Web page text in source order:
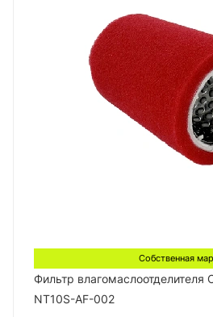
Собственная
Фильтр влагомаслоотделителя
NT10S-AF-002